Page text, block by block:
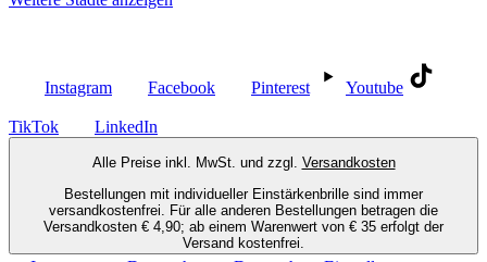
Instagram Facebook Pinterest Youtube
TikTok LinkedIn
Alle Preise inkl. MwSt. und zzgl. Versandkosten
Bestellungen mit individueller Einstärkenbrille sind immer
versandkostenfrei. Für alle anderen Bestellungen betragen die
Versandkosten € 4,90; ab einem Warenwert von € 35 erfolgt der
Versand kostenfrei.